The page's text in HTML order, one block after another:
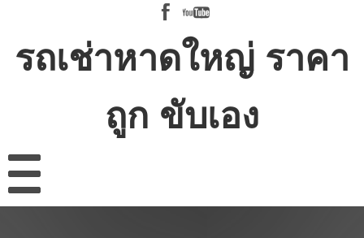
รถเช่าหาดใหญ่ ราคา
ถูก ขับเอง